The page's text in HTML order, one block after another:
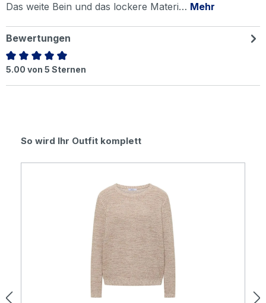
Das weite Bein und das lockere Materi… Mehr
Bewertungen
Durchschnittliche Bewertung von 5 von 5 Sternen
5.00 von 5 Sternen
Produktgalerie überspringen
So wird Ihr Outfit komplett